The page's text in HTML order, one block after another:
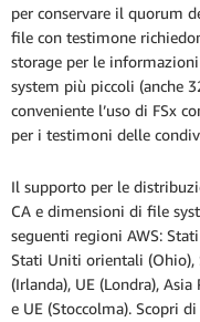
per conservare il quorum
file con testimone
storage per le
system più piccoli (anche
conveniente l’uso di FSx
per i testimoni delle
Il supporto per le
CA e dimensioni di file
seguenti regioni AWS:
Stati Uniti orientali (Ohio),
(Irlanda), UE (Londra),
e UE (Stoccolma). Scopri